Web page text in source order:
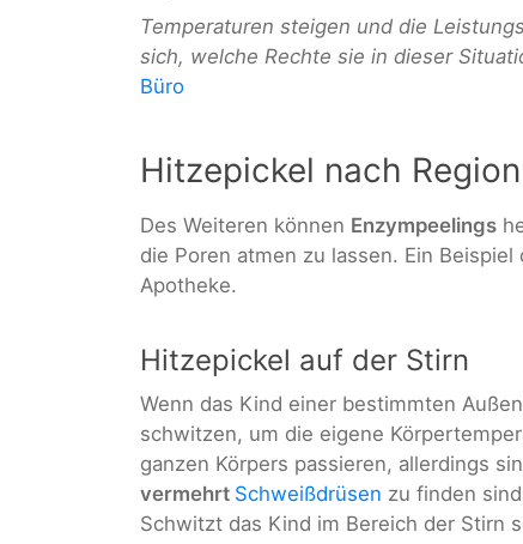
Temperaturen steigen und die
sich, welche Rechte sie in dieser
Büro
Hitzepickel nach Region
Des Weiteren können Enzympeelings
die Poren atmen zu lassen. Ein Beispiel
Apotheke.
Hitzepickel auf der Stirn
Wenn das Kind einer bestimmten
schwitzen, um die eigene
ganzen Körpers passieren, allerdings
vermehrt Schweißdrüsen zu finden
Schwitzt das Kind im Bereich der Stirn